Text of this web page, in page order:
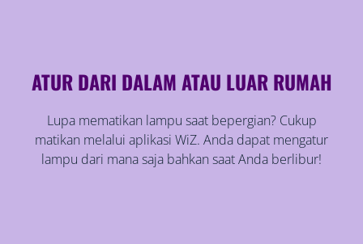
ATUR DARI DALAM ATAU LUAR RUMAH
Lupa mematikan lampu saat bepergian? Cukup
matikan melalui aplikasi WiZ. Anda dapat mengatur
lampu dari mana saja bahkan saat Anda berlibur!